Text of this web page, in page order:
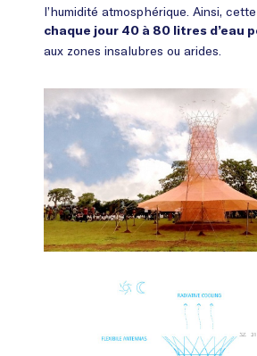
l’humidité atmosphérique. Ainsi,
chaque jour 40 à 80 litres d’eau
aux zones insalubres ou arides.